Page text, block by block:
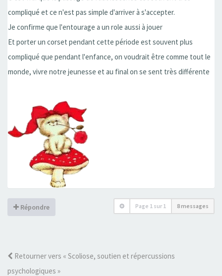
compliqué et ce n'est pas simple d'arriver à s'accepter.
Je confirme que l'entourage a un role aussi à jouer
Et porter un corset pendant cette période est souvent plus
compliqué que pendant l'enfance, on voudrait être comme tout le
monde, vivre notre jeunesse et au final on se sent très différente
Répondre Page 1 sur 1 8 messages
Retourner vers « Scoliose, soutien et répercussions
psychologiques »